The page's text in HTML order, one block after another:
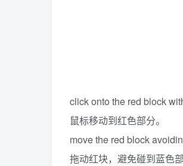
click onto the red block
鼠标移动到红色部分。
move the red block
拖动红块，避免碰到蓝色部